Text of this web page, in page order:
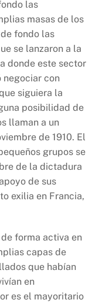
las
masas de los
fondo las
se lanzaron a la
donde este sector
con
siguiera la
posibilidad de
llaman a un
de 1910. El
grupos se
de la dictadura
de sus
exilia en Francia,
forma activa en
capas de
que habían
en
es el mayoritario